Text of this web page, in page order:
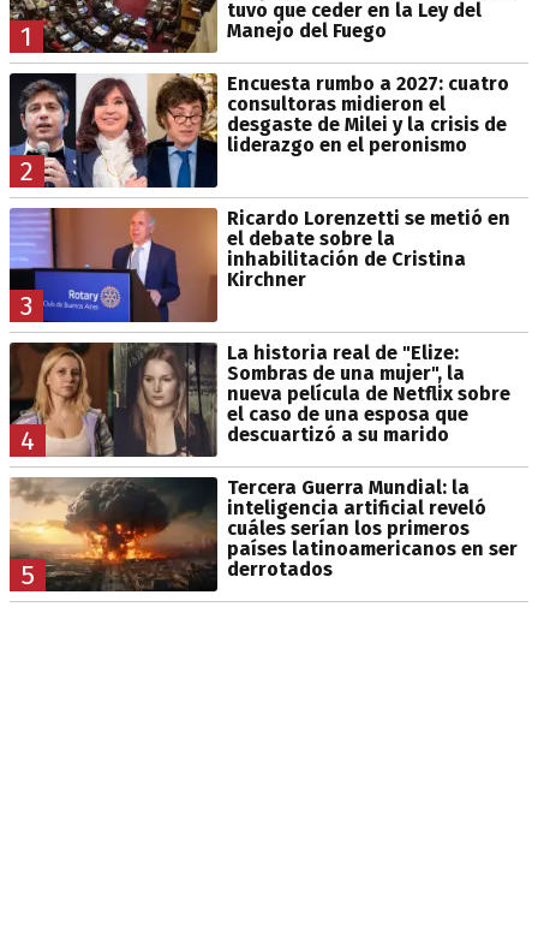
1
tuvo que ceder en la Ley del
Manejo del Fuego
2
Encuesta rumbo a 2027: cuatro
consultoras midieron el
desgaste de Milei y la crisis de
liderazgo en el peronismo
3
Ricardo Lorenzetti se metió en
el debate sobre la
inhabilitación de Cristina
Kirchner
4
La historia real de "Elize:
Sombras de una mujer", la
nueva película de Netflix sobre
el caso de una esposa que
descuartizó a su marido
5
Tercera Guerra Mundial: la
inteligencia artificial reveló
cuáles serían los primeros
países latinoamericanos en ser
derrotados